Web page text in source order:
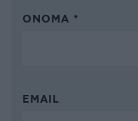
ΌΝΟΜΑ *
EMAIL